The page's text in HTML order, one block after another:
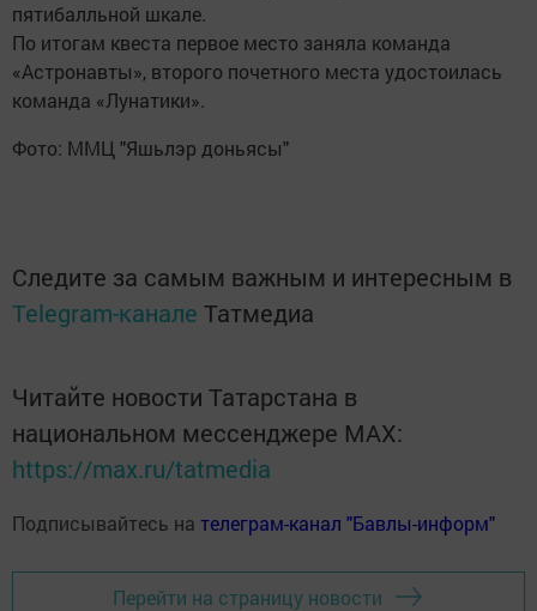
пятибалльной шкале.
По итогам квеста первое место заняла команда
«Астронавты», второго почетного места удостоилась
команда «Лунатики».
Фото: ММЦ "Яшьлэр доньясы"
Следите за самым важным и интересным в
Telegram-канале Татмедиа
Читайте новости Татарстана в
национальном мессенджере MАХ:
https://max.ru/tatmedia
Подписывайтесь на телеграм-канал "Бавлы-информ"
Перейти на страницу новости